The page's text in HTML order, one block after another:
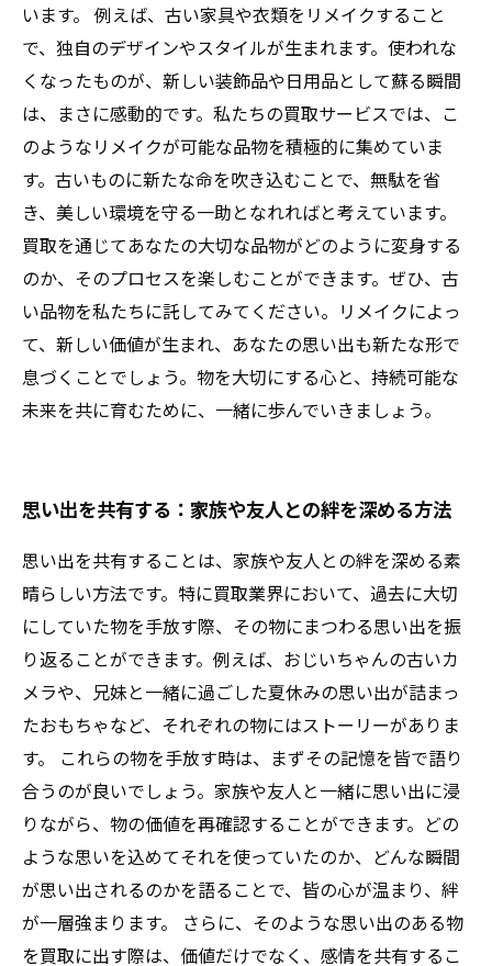
います。 例えば、古い家具や衣類をリメイクすること
で、独自のデザインやスタイルが生まれます。使われな
くなったものが、新しい装飾品や日用品として蘇る瞬間
は、まさに感動的です。私たちの買取サービスでは、こ
のようなリメイクが可能な品物を積極的に集めていま
す。古いものに新たな命を吹き込むことで、無駄を省
き、美しい環境を守る一助となれればと考えています。
買取を通じてあなたの大切な品物がどのように変身する
のか、そのプロセスを楽しむことができます。ぜひ、古
い品物を私たちに託してみてください。リメイクによっ
て、新しい価値が生まれ、あなたの思い出も新たな形で
息づくことでしょう。物を大切にする心と、持続可能な
未来を共に育むために、一緒に歩んでいきましょう。
思い出を共有する：家族や友人との絆を深める方法
思い出を共有することは、家族や友人との絆を深める素
晴らしい方法です。特に買取業界において、過去に大切
にしていた物を手放す際、その物にまつわる思い出を振
り返ることができます。例えば、おじいちゃんの古いカ
メラや、兄妹と一緒に過ごした夏休みの思い出が詰まっ
たおもちゃなど、それぞれの物にはストーリーがありま
す。 これらの物を手放す時は、まずその記憶を皆で語り
合うのが良いでしょう。家族や友人と一緒に思い出に浸
りながら、物の価値を再確認することができます。どの
ような思いを込めてそれを使っていたのか、どんな瞬間
が思い出されるのかを語ることで、皆の心が温まり、絆
が一層強まります。 さらに、そのような思い出のある物
を買取に出す際は、価値だけでなく、感情を共有するこ